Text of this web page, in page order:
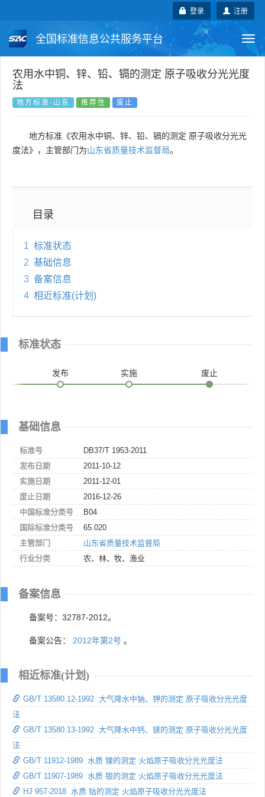
注册
登录
全国标准信息公共服务平台
国家标准 行业标准 地方标准
团体标准 企业标准
国外标准 技术委员会
农用水中铜、锌、铅、镉的测定 原子吸收分光光度
法
地方标准-山东 推荐性 废止
地方标准《农用水中铜、锌、铅、镉的测定 原子吸收分光光
度法》，主管部门为山东省质量技术监督局。
目录
1 标准状态
2 基础信息
3 备案信息
4 相近标准(计划)
标准状态
发布 实施 废止
基础信息
标准号
DB37/T 1953-2011
发布日期
2011-10-12
实施日期
2011-12-01
废止日期
2016-12-26
中国标准分类号
B04
国际标准分类号
65.020
主管部门
山东省质量技术监督局
行业分类
农、林、牧、渔业
备案信息
备案号：32787-2012。
备案公告： 2012年第2号 。
相近标准(计划)
GB/T 13580.12-1992 大气降水中钠、钾的测定 原子吸收分光光度
法
GB/T 13580.13-1992 大气降水中钙、镁的测定 原子吸收分光光度
法
GB/T 11912-1989 水质 镍的测定 火焰原子吸收分光光度法
GB/T 11907-1989 水质 银的测定 火焰原子吸收分光光度法
HJ 957-2018 水质 钴的测定 火焰原子吸收分光光度法